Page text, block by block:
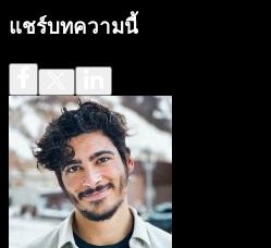
แชร์บทความนี้